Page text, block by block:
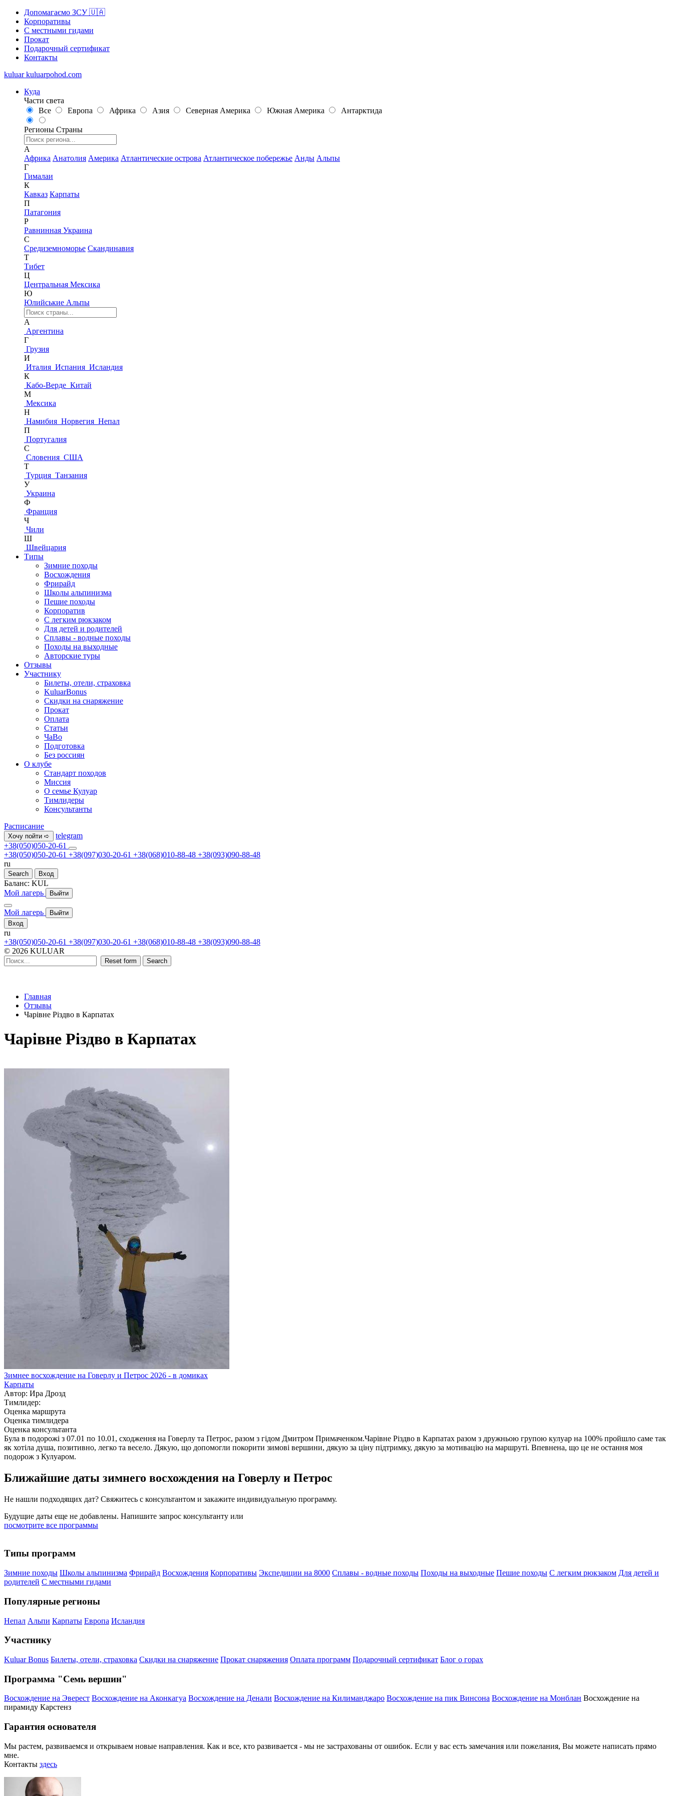
Допомагаємо ЗСУ 🇺🇦
Корпоративы
С местными гидами
Прокат
Подарочный сертификат
Контакты
kuluar kuluarpohod.com
Куда
Части света
Все
Европа Африка Азия Северная Америка Южная Америка Антарктида
Регионы Страны
А
Африка Анатолия Америка Атлантические острова Атлантическое побережье Анды Альпы
Г
Гималаи
К
Кавказ Карпаты
П
Патагония
Р
Равнинная Украина
С
Средиземноморье Скандинавия
Т
Тибет
Ц
Центральная Мексика
Ю
Юлийськие Альпы
А
Аргентина
Г
Грузия
И
Италия Испания Исландия
К
Кабо-Верде Китай
М
Мексика
Н
Намибия Норвегия Непал
П
Португалия
С
Словения США
Т
Турция Танзания
У
Украина
Ф
Франция
Ч
Чили
Ш
Швейцария
Типы
Зимние походы
Восхождения
Фрирайд
Школы альпинизма
Пешие походы
Корпоратив
С легким рюкзаком
Для детей и родителей
Сплавы - водные походы
Походы на выходные
Авторские туры
Отзывы
Участнику
Билеты, отели, страховка
KuluarBonus
Скидки на снаряжение
Прокат
Оплата
Статьи
ЧаВо
Подготовка
Без россиян
О клубе
Стандарт походов
Миссия
О семье Кулуар
Тимлидеры
Консультанты
Расписание
Хочу пойти ➪
telegram
+38(050)050-20-61
+38(050)050-20-61 +38(097)030-20-61 +38(068)010-88-48 +38(093)090-88-48
ru
Search Вход
Баланс: KUL
Мой лагерь
Выйти
Мой лагерь
Выйти
Вход
ru
+38(050)050-20-61 +38(097)030-20-61 +38(068)010-88-48 +38(093)090-88-48
© 2026 KULUAR
Reset form Search
Главная
Отзывы
Чарівне Різдво в Карпатах
Чарівне Різдво в Карпатах
Зимнее восхождение на Говерлу и Петрос 2026 - в домиках
Карпаты
Автор: Ира Дрозд
Тимлидер:
Оценка маршрута
Оценка тимлидера
Оценка консультанта
Була в подорожі з 07.01 по 10.01, сходження на Говерлу та Петрос, разом з гідом Дмитром Примаченком.Чарівне Різдво в Карпатах разом з дружньою групою кулуар на 100% пройшло саме так
як хотіла душа, позитивно, легко та весело. Дякую, що допомогли покорити зимові вершини, дякую за ціну підтримку, дякую за мотивацію на маршруті. Впевнена, що це не остання моя
подорож з Кулуаром.
Ближайшие даты зимнего восхождения на Говерлу и Петрос
Не нашли подходящих дат? Свяжитесь с консультантом и закажите индивидуальную программу.
Будущие даты еще не добавлены. Напишите запрос консультанту или
посмотрите все программы
Типы программ
Зимние походы Школы альпинизма Фрирайд Восхождения Корпоративы Экспедиции на 8000 Сплавы - водные походы Походы на выходные Пешие походы С легким рюкзаком Для детей и
родителей С местными гидами
Популярные регионы
Непал Альпи Карпаты Европа Исландия
Участнику
Kuluar Bonus Билеты, отели, страховка Скидки на снаряжение Прокат снаряжения Оплата программ Подарочный сертификат Блог о горах
Программа "Семь вершин"
Восхождение на Эверест Восхождение на Аконкагуа Восхождение на Денали Восхождение на Килиманджаро Восхождение на пик Винсона Восхождение на Монблан Восхождение на
пирамиду Карстенз
Гарантия основателя
Мы растем, развиваемся и открываем новые направления. Как и все, кто развивается - мы не застрахованы от ошибок. Если у вас есть замечания или пожелания, Вы можете написать прямо
мне.
Контакты здесь